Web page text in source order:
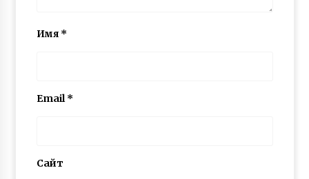
Имя *
Email*
Сайт